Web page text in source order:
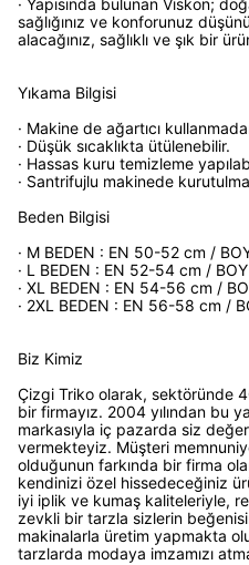
· Yapısında bulunan Viskon;
sağlığınız ve konforunuz
alacağınız, sağlıklı ve şık bir
Yıkama Bilgisi
· Makine de ağartıcı
· Düşük sıcaklıkta ütülenebilir.
· Hassas kuru temizleme
· Santrifujlu makinede
Beden Bilgisi
· M BEDEN : EN 50-52 cm /
· L BEDEN : EN 52-54 cm /
· XL BEDEN : EN 54-56 cm /
· 2XL BEDEN : EN 56-58 cm /
Biz Kimiz
Çizgi Triko olarak, sektöründe
bir firmayız. 2004 yılından bu
markasıyla iç pazarda siz
vermekteyiz. Müşteri
olduğunun farkında bir firma
kendinizi özel hissedeceğiniz
iyi iplik ve kumaş kaliteleriyle,
zevkli bir tarzla sizlerin
makinalarla üretim yapmakta
tarzlarda modaya imzamızı